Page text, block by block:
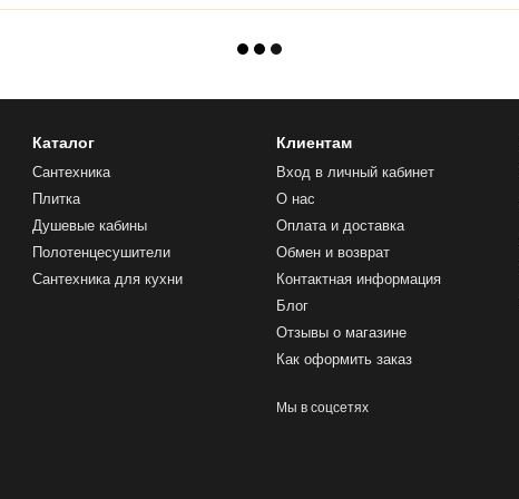
Каталог
Сантехника
Плитка
Душевые кабины
Полотенцесушители
Сантехника для кухни
Клиентам
Вход в личный кабинет
О нас
Оплата и доставка
Обмен и возврат
Контактная информация
Блог
Отзывы о магазине
Как оформить заказ
Мы в соцсетях